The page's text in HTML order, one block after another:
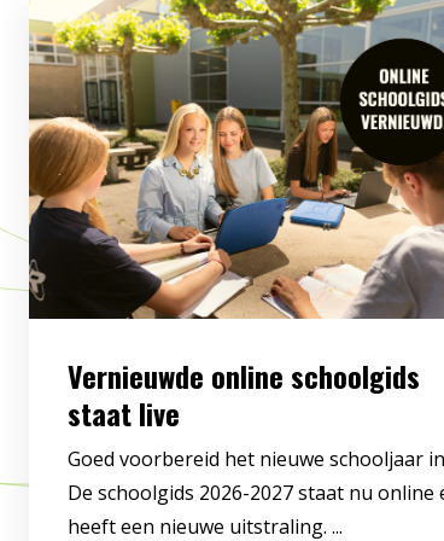
Vernieuwde online schoolgids
staat live
Goed voorbereid het nieuwe schooljaar
De schoolgids 2026-2027 staat nu online
heeft een nieuwe uitstraling. ...